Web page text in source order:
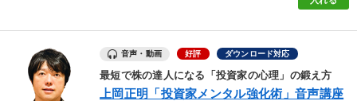
音声・動画 好評 ダウンロード対応
最短で株の達人になる「投資家の心理」の鍛え方
上岡正明「投資家メンタル強化術」音声講座